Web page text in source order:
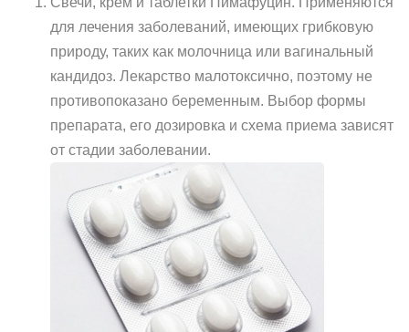
для лечения заболеваний, имеющих грибковую
природу, таких как молочница или вагинальный
кандидоз. Лекарство малотоксично, поэтому не
противопоказано беременным. Выбор формы
препарата, его дозировка и схема приема зависят
от стадии заболевании.